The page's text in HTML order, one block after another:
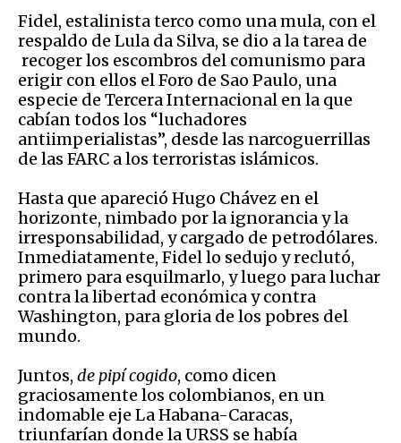
Fidel, estalinista terco como una mula, con el
respaldo de Lula da Silva, se dio a la tarea de
recoger los escombros del comunismo para
erigir con ellos el Foro de Sao Paulo, una
especie de Tercera Internacional en la que
cabían todos los “luchadores
antiimperialistas”, desde las narcoguerrillas
de las FARC a los terroristas islámicos.
Hasta que apareció Hugo Chávez en el
horizonte, nimbado por la ignorancia y la
irresponsabilidad, y cargado de petrodólares.
Inmediatamente, Fidel lo sedujo y reclutó,
primero para esquilmarlo, y luego para luchar
contra la libertad económica y contra
Washington, para gloria de los pobres del
mundo.
Juntos, de pipí cogido, como dicen
graciosamente los colombianos, en un
indomable eje La Habana-Caracas,
triunfarían donde la URSS se había